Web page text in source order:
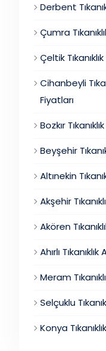
Derbent
Çumra
Çeltik
Cihanbeyli
Fiyatları
Bozkır
Beyşehir
Altınekin
Akşehir
Akören
Ahırlı
Meram
Selçuklu
Konya